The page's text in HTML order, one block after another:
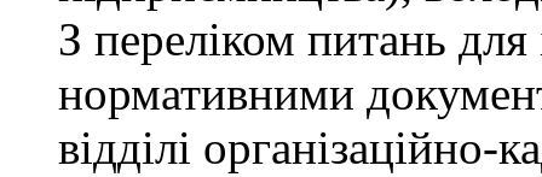
З переліком питань
нормативними
відділі організаційно-